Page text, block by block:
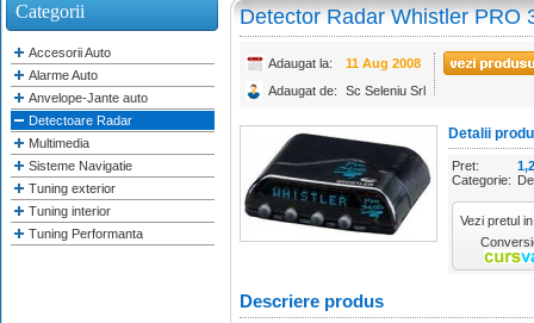
Categorii
Accesorii Auto
Alarme Auto
Anvelope-Jante auto
Detectoare Radar
Multimedia
Sisteme Navigatie
Tuning exterior
Tuning interior
Tuning Performanta
Detector Radar Whistler PRO
Adaugat la:
11 Aug 2008
Adaugat de:
Sc Seleniu Srl
Detalii
Pret:
Categorie:
Vezi pretul in
Descriere produs